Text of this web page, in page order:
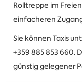
Rolltreppe im
einfacheren
Sie können Taxis
+359 885 853 660.
günstig gelegener